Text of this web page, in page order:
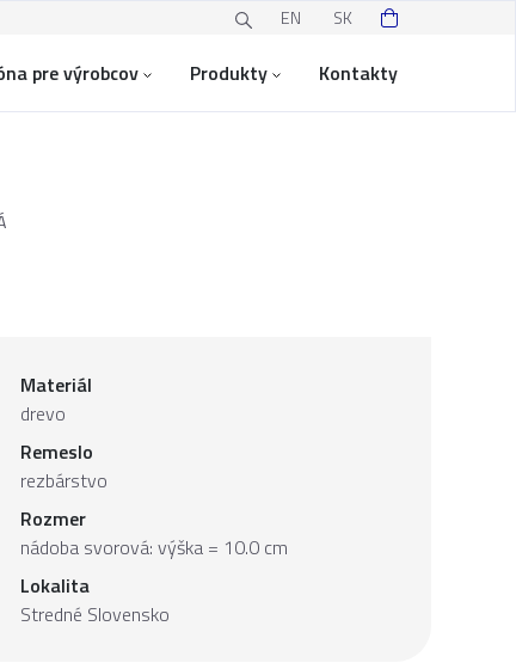
EN SK
pre výrobcov Produkty Kontakty
Materiál
drevo
Remeslo
rezbárstvo
Rozmer
nádoba svorová: výška = 10.0 cm
Lokalita
Stredné Slovensko